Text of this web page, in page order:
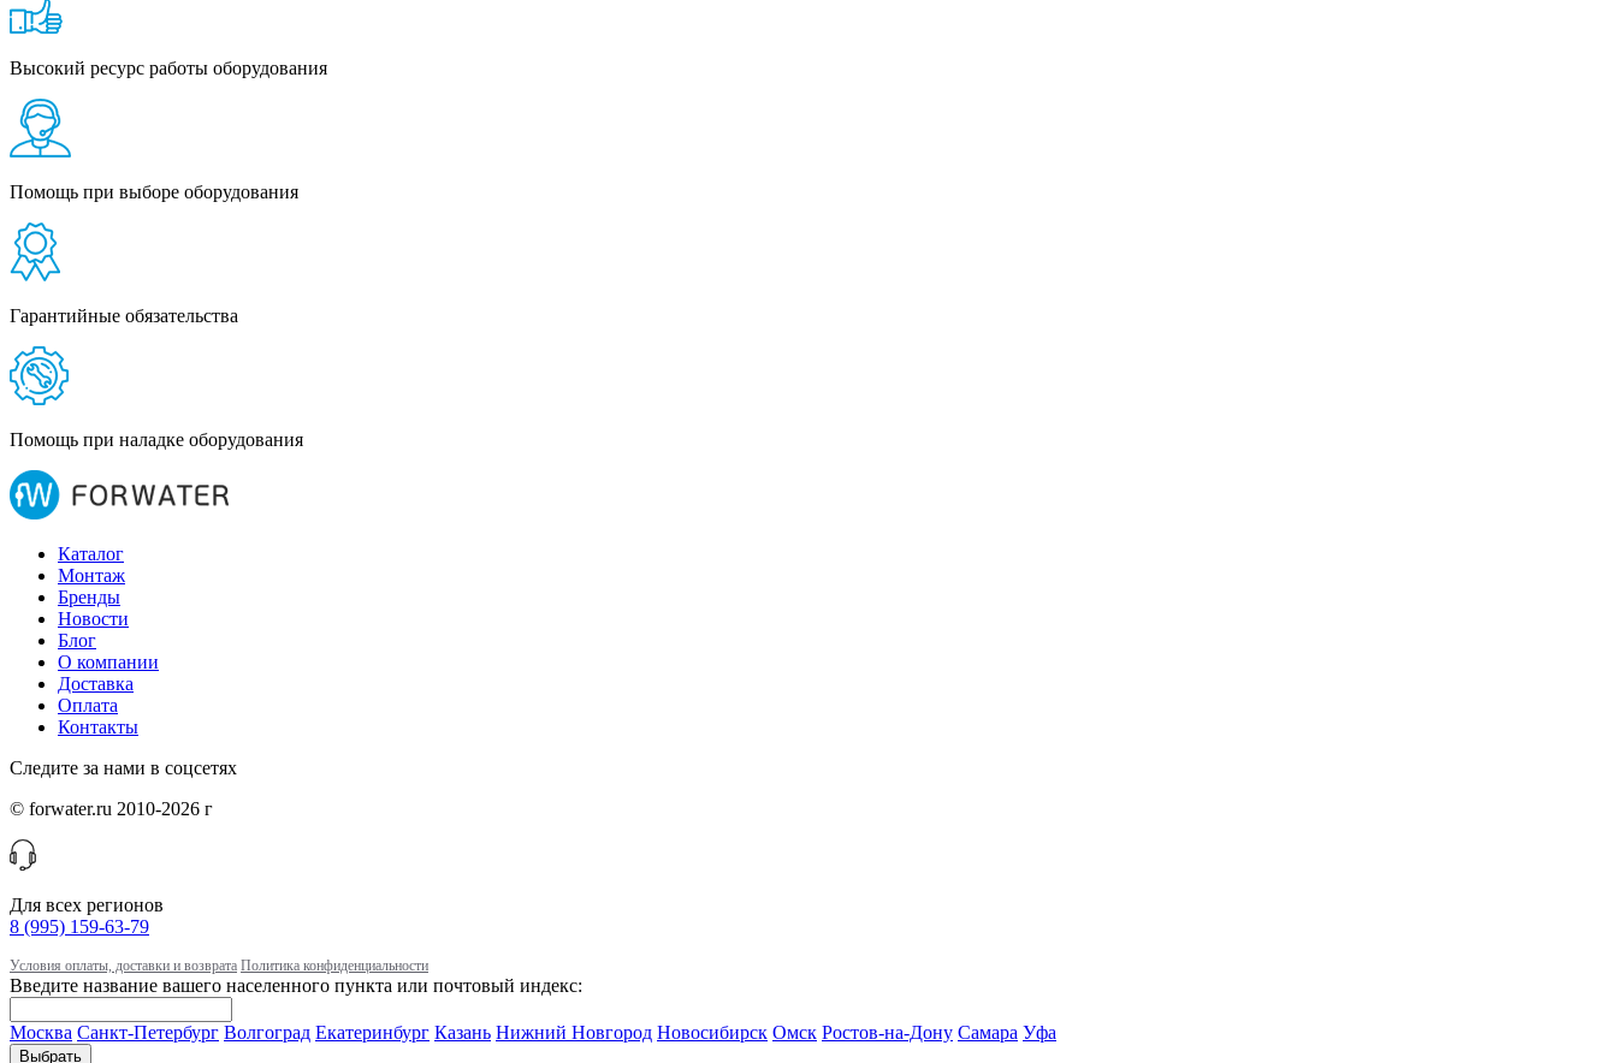
Высокий ресурс работы оборудования
Помощь при выборе оборудования
Гарантийные обязательства
Помощь при наладке оборудования
Каталог
Монтаж
Бренды
Новости
Блог
О компании
Доставка
Оплата
Контакты
Следите за нами в соцсетях
© forwater.ru 2010-2026 г
Для всех регионов
8 (995) 159-63-79
Условия оплаты, доставки и возврата Политика конфиденциальности
Введите название вашего населенного пункта или почтовый индекс:
Москва Санкт-Петербург Волгоград Екатеринбург Казань Нижний Новгород Новосибирск Омск Ростов-на-Дону Самара Уфа